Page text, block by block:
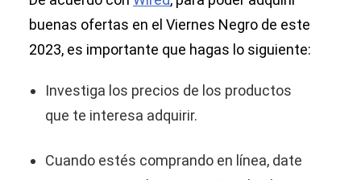
buenas ofertas en el Viernes Negro de este
2023, es importante que hagas lo siguiente:
Investiga los precios de los productos
que te interesa adquirir.
Cuando estés comprando en línea, date